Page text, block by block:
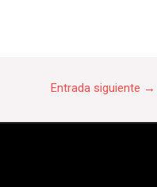
Entrada siguiente →